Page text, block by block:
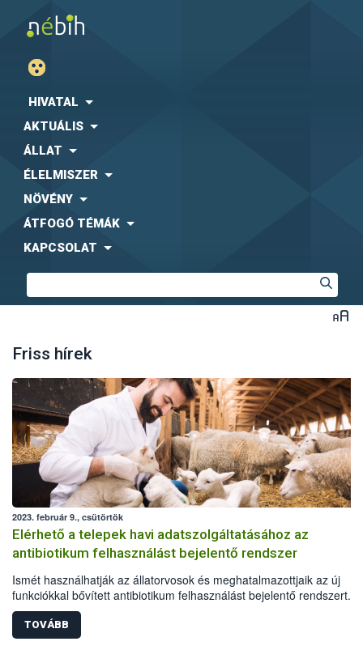
HIVATAL
AKTUÁLIS
ÁLLAT
ÉLELMISZER
NÖVÉNY
ÁTFOGÓ TÉMÁK
KAPCSOLAT
Friss hírek
2023. február 9., csütörtök
Elérhető a telepek havi adatszolgáltatásához az
antibiotikum felhasználást bejelentő rendszer
Ismét használhatják az állatorvosok és meghatalmazottjaik az új
funkciókkal bővített antibiotikum felhasználást bejelentő rendszert.
antibiotikum-hatóanyagú állatgyógyászati készítmények
hamarosan, a fejlesztés második ütemének lezárásakor tölthetik
éves jelentésüket.
TOVÁBB